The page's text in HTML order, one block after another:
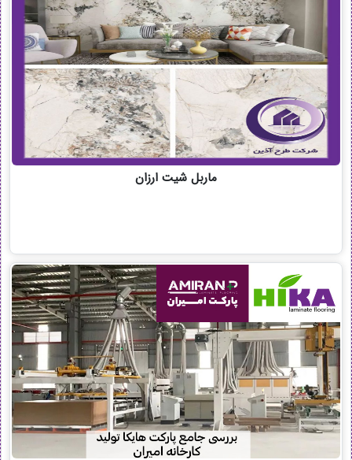
ماربل شیت ارزان